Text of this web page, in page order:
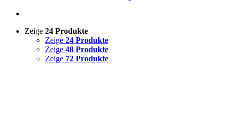
Zeige 24 Produkte
Zeige 24 Produkte
Zeige 48 Produkte
Zeige 72 Produkte